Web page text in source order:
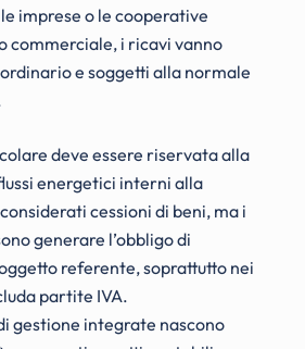
imprese o le cooperative
commerciale, i ricavi vanno
e soggetti alla normale
deve essere riservata alla
energetici interni alla
cessioni di beni, ma i
generare l’obbligo di
referente, soprattutto nei
partite IVA.
gestione integrate nascono